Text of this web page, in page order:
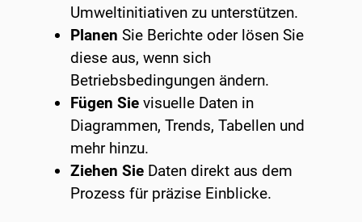
Umweltinitiativen zu unterstützen.
Planen Sie Berichte oder lösen Sie
diese aus, wenn sich
Betriebsbedingungen ändern.
Fügen Sie visuelle Daten in
Diagrammen, Trends, Tabellen und
mehr hinzu.
Ziehen Sie Daten direkt aus dem
Prozess für präzise Einblicke.